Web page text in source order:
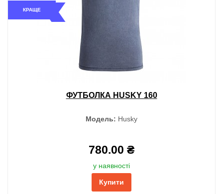
КРАЩЕ
ФУТБОЛКА HUSKY 160
Модель: Husky
780.00 ₴
у наявності
Купити